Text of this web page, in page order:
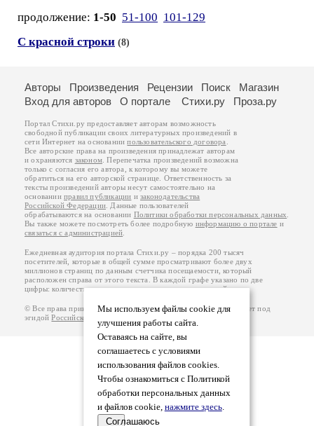
продолжение: 1-50 51-100 101-129
С красной строки (8)
Мы используем файлы cookie для
улучшения работы сайта.
Оставаясь на сайте, вы
соглашаетесь с условиями
использования файлов cookies.
Чтобы ознакомиться с Политикой
обработки персональных данных
и файлов cookie, нажмите здесь.
Соглашаюсь
Авторы Произведения Рецензии Поиск
Магазин
Вход для авторов
О портале Стихи.ру Проза.ру
Портал Стихи.ру предоставляет авторам возможность
свободной публикации своих литературных произведений в
сети Интернет на основаниипользовательского договора
Все авторские права на произведения принадлежат авторам
и охраняются законом . Перепечатка произведений возможна
только с согласия его автора, к которому вы можете
обратиться на его авторской странице. Ответственность за
тексты произведений авторы несут самостоятельно на
основанииправил публикации изаконодательства
Российской Федерации . Данные пользователей
обрабатываются на основании Политики обработки персональных данных
Вы также можете посмотреть более подробную информацию о портале и
связаться с администрацией
Ежедневная аудитория портала Стихи.ру – порядка 200 тысяч
посетителей, которые в общей сумме просматривают более двух
миллионов страниц по данным счетчика посещаемости, который
расположен справа от этого текста. В каждой графе указано по две
цифры: количество просмотров и количество посетителей.
© Все права принадлежат авторам, 2000-2026. Портал работает под
эгидойРоссийского союза писателей